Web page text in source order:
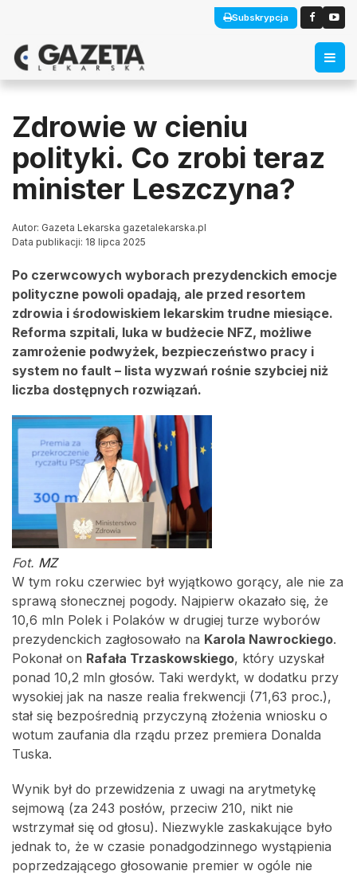
Subskrypcja
Zdrowie w cieniu
polityki. Co zrobi teraz
minister Leszczyna?
Autor: Gazeta Lekarska gazetalekarska.pl
Data publikacji: 18 lipca 2025
Po czerwcowych wyborach prezydenckich emocje
polityczne powoli opadają, ale przed resortem
zdrowia i środowiskiem lekarskim trudne miesiące.
Reforma szpitali, luka w budżecie NFZ, możliwe
zamrożenie podwyżek, bezpieczeństwo pracy i
system no fault – lista wyzwań rośnie szybciej niż
liczba dostępnych rozwiązań.
Fot. MZ
W tym roku czerwiec był wyjątkowo gorący, ale nie za
sprawą słonecznej pogody. Najpierw okazało się, że
10,6 mln Polek i Polaków w drugiej turze wyborów
prezydenckich zagłosowało na Karola Nawrockiego.
Pokonał on Rafała Trzaskowskiego, który uzyskał
ponad 10,2 mln głosów. Taki werdykt, w dodatku przy
wysokiej jak na nasze realia frekwencji (71,63 proc.),
stał się bezpośrednią przyczyną złożenia wniosku o
wotum zaufania dla rządu przez premiera Donalda
Tuska.
Wynik był do przewidzenia z uwagi na arytmetykę
sejmową (za 243 posłów, przeciw 210, nikt nie
wstrzymał się od głosu). Niezwykle zaskakujące było
jednak to, że w czasie ponadgodzinnego wystąpienia
poprzedzającego głosowanie premier w ogóle nie